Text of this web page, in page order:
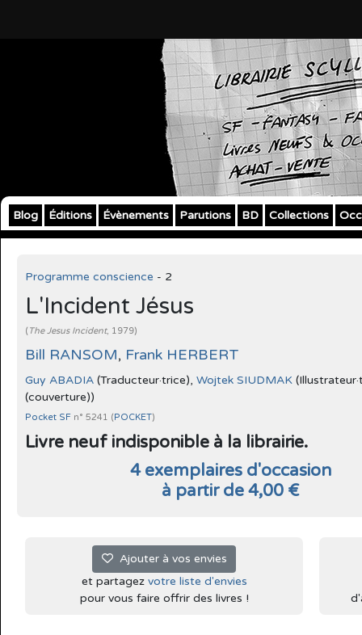
Blog Éditions Évènements Parutions BD Collections
Programme conscience - 2
L'Incident Jésus
( The Jesus Incident, 1979)
Bill RANSOM, Frank HERBERT
Guy ABADIA (Traducteur·trice), Wojtek SIUDMAK
(couverture))
Pocket SF n° 5241 (POCKET)
Livre neuf indisponible à la librairie.
4 exemplaires d'occasion
à partir de 4,00 €
Ajouter à vos envies
et partagez votre liste d'envies
pour vous faire offrir des livres !